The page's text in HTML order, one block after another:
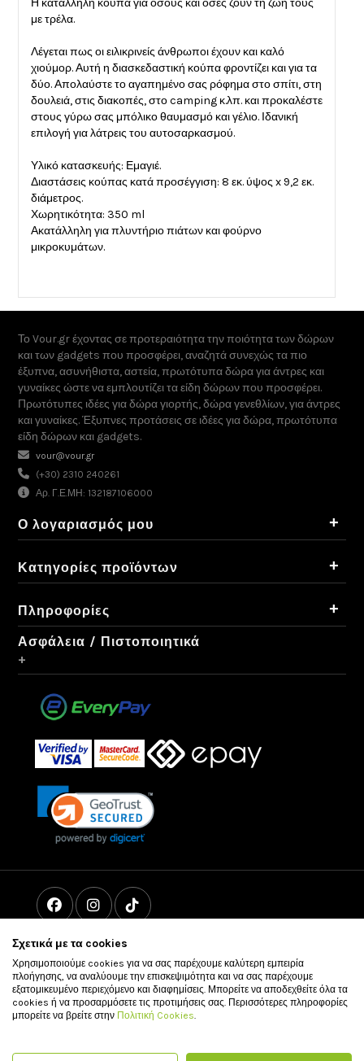
με τρέλα.
Λέγεται πως οι ειλικρινείς άνθρωποι έχουν και καλό
χιούμορ. Αυτή η διασκεδαστική κούπα φροντίζει και για τα
δύο. Απολαύστε το αγαπημένο σας ρόφημα στο σπίτι, στη
δουλειά, στις διακοπές, στο camping κ.λπ. και προκαλέστε
στους γύρω σας μπόλικο θαυμασμό και γέλιο. Ιδανική
επιλογή για λάτρεις του αυτοσαρκασμού.
Υλικό κατασκευής: Εμαγιέ.
Διαστάσεις κούπας κατά προσέγγιση: 8 εκ. ύψος x 9,2 εκ.
διάμετρος.
Χωρητικότητα: 350 ml
Ακατάλληλη για πλυντήριο πιάτων και φούρνο
μικροκυμάτων.
Το Vour.gr έχοντας σε προτεραιότητα την ποιότητα των δώρων
και των gadgets που προσφέρει, αναζητά συνεχώς τα πιο
έξυπνα, ασυνήθιστα, αστεία, πρωτότυπα δώρα για άντρες και
γυναίκες ώστε να εμπλουτίζει τα είδη δώρων που προσφέρει.
Πρωτότυπες ιδέες για δώρα γιορτής, δώρα γενεθλίων, για άντρες
και γυναίκες. Έξυπνες προτάσεις σε ιδέες για δώρα, πρωτότυπα
είδη δώρων και gadgets.
vour@vour.gr
(+30) 2310 240261
Αρ. Γ.Ε.ΜΗ: 132187106000
Ο λογαριασμός μου +
Κατηγορίες προϊόντων +
Πληροφορίες +
Ασφάλεια / Πιστοποιητικά
+
© 2011 - 2026 vour.gr All rights reserved
Σχετικά με τα cookies
Χρησιμοποιούμε cookies για να σας παρέχουμε καλύτερη εμπειρία
πλοήγησης, να αναλύουμε την επισκεψιμότητα και να σας παρέχουμε
εξατομικευμένο περιεχόμενο και διαφημίσεις. Μπορείτε να αποδεχθείτε όλα τα
cookies ή να προσαρμόσετε τις προτιμήσεις σας. Περισσότερες πληροφορίες
μπορείτε να βρείτε στην Πολιτική Cookies.